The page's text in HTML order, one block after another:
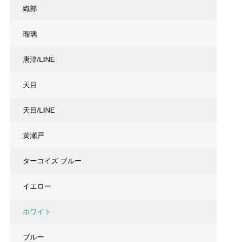
織部
瑠璃
唐津/LINE
天目
天目/LINE
黄瀬戸
ターコイズ ブルー
イエロー
ホワイト
ブルー